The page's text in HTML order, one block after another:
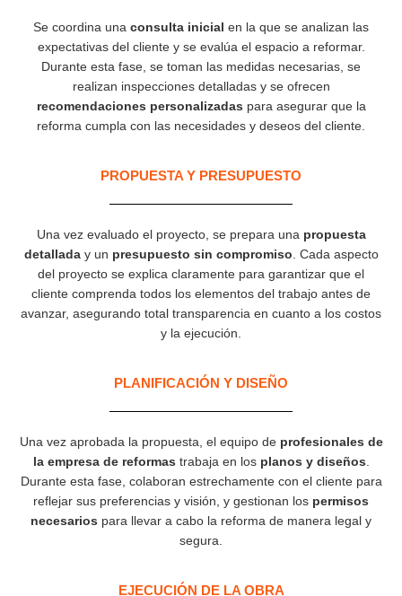
Se coordina una consulta inicial en la que se analizan las
expectativas del cliente y se evalúa el espacio a reformar.
Durante esta fase, se toman las medidas necesarias, se
realizan inspecciones detalladas y se ofrecen
recomendaciones personalizadas para asegurar que la
reforma cumpla con las necesidades y deseos del cliente.
PROPUESTA Y PRESUPUESTO
Una vez evaluado el proyecto, se prepara una propuesta
detalladay un presupuesto sin compromiso . Cada aspecto
del proyecto se explica claramente para garantizar que el
cliente comprenda todos los elementos del trabajo antes de
avanzar, asegurando total transparencia en cuanto a los costos
y la ejecución.
PLANIFICACIÓN Y DISEÑO
Una vez aprobada la propuesta, el equipo de profesionales de
la empresa de reformas trabaja en los planos y diseños
Durante esta fase, colaboran estrechamente con el cliente para
reflejar sus preferencias y visión, y gestionan los permisos
necesarios para llevar a cabo la reforma de manera legal y
segura.
EJECUCIÓN DE LA OBRA